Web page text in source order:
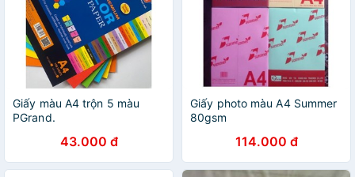
Giấy màu A4 trộn 5 màu
PGrand.
43.000 đ
Giấy photo màu A4 Summer
80gsm
114.000 đ